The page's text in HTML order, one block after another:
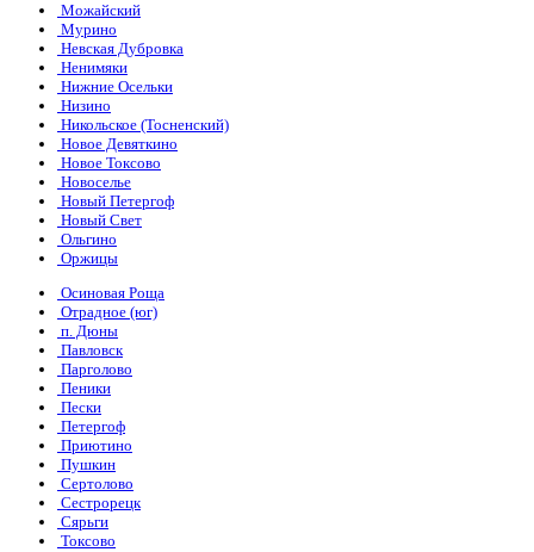
Можайский
Мурино
Невская Дубровка
Ненимяки
Нижние Осельки
Низино
Никольское (Тосненский)
Новое Девяткино
Новое Токсово
Новоселье
Новый Петергоф
Новый Свет
Ольгино
Оржицы
Осиновая Роща
Отрадное (юг)
п. Дюны
Павловск
Парголово
Пеники
Пески
Петергоф
Приютино
Пушкин
Сертолово
Сестрорецк
Сярьги
Токсово